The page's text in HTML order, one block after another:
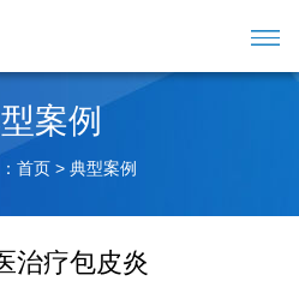
案例
首页 >典型案例
治疗包皮炎